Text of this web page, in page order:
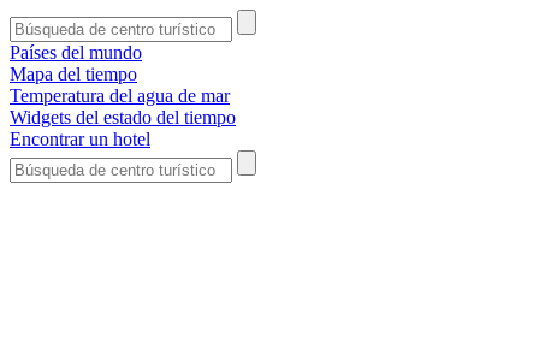
Países del mundo
Mapa del tiempo
Temperatura del agua de mar
Widgets del estado del tiempo
Encontrar un hotel